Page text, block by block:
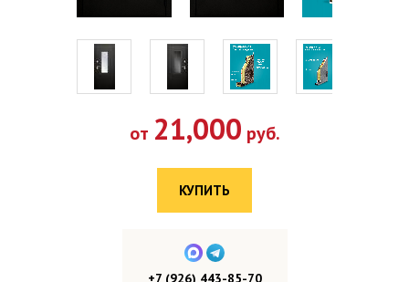
от 21,000 руб.
КУПИТЬ
+7 (926) 443-85-70